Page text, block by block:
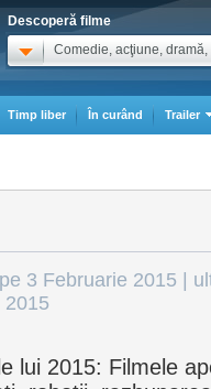
Descoperă filme
Comedie, acţiune, dramă,
Timp liber În curând Trailer
pe 3 Februarie 2015 |
2015
lui 2015: Filmele